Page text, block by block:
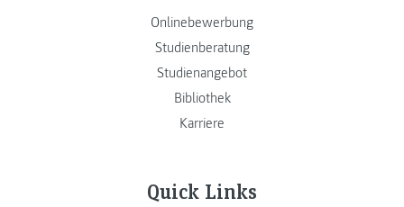
Onlinebewerbung
Studienberatung
Studienangebot
Bibliothek
Karriere
Quick Links